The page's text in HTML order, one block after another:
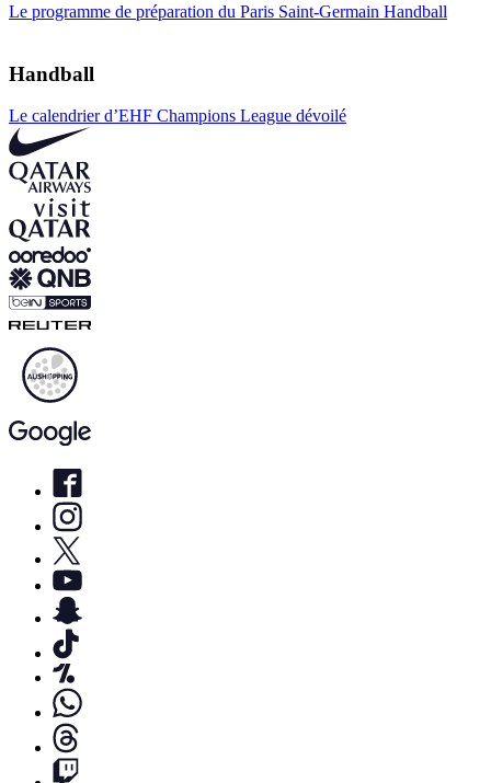
Le programme de préparation du Paris Saint-Germain Handball
Handball
Le calendrier d’EHF Champions League dévoilé